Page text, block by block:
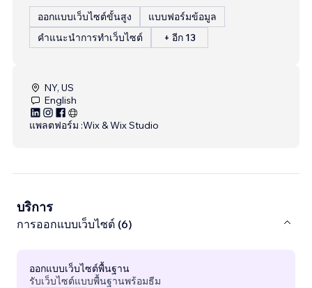
ออกแบบเว็บไซต์ขั้นสูง
แบบฟอร์มข้อมูล
คำแนะนำการทำเว็บไซต์
+ อีก 13
NY, US
English
แพลตฟอร์ม :Wix & Wix Studio
บริการ
การออกแบบเว็บไซต์ (6)
ออกแบบเว็บไซต์พื้นฐาน
รับเว็บไซต์แบบพื้นฐานพร้อมธีม